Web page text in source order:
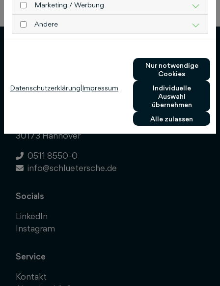
Previous
Next
Schlütersche Verlagsgesellschaft mbH & Co.
30173 Hannover
0511 8550-0
info@schluetersche.de
Socials
LinkedIn
Instagram
Service
Kontakt
Marketing / Werbung
Andere
Datenschutzerklärung Impressum
Nur notwendige
Cookies
Individuelle
Auswahl
übernehmen
Alle zulassen